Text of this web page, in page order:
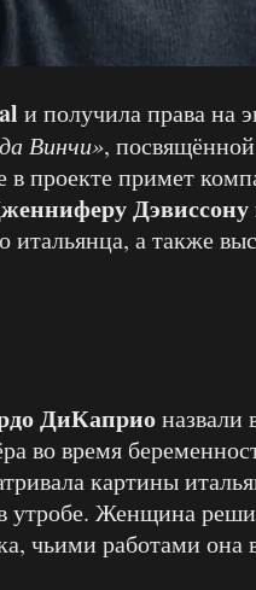
и получила права на
Винчи»,
проекте примет
Дэвиссону
итальянца, а также
ДиКаприоназвали
во время
картины
утробе. Женщина
чьими работами она